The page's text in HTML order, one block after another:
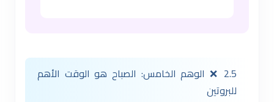
2.5 ❌ الوهم الخامس: الصباح هو الوقت الأهم
للبروتين